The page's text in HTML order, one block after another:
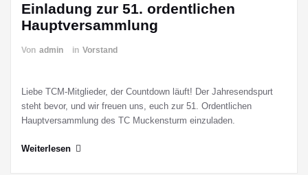
Einladung zur 51. ordentlichen
Hauptversammlung
Von admin in Vorstand
Liebe TCM-Mitglieder, der Countdown läuft! Der Jahresendspurt
steht bevor, und wir freuen uns, euch zur 51. Ordentlichen
Hauptversammlung des TC Muckensturm einzuladen.
Weiterlesen